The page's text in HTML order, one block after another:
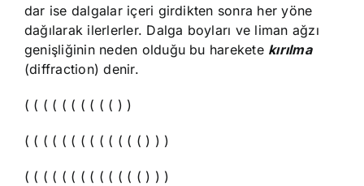
dar ise dalgalar içeri girdikten sonra her yöne
dağılarak ilerlerler. Dalga boyları ve liman ağzı
genişliğinin neden olduğu bu harekete kırılma
(diffraction) denir.
( ( ( ( ( ( ( ( ( ( ) )
( ( ( ( ( ( ( ( ( ( ( ( ( ) ) )
( ( ( ( ( ( ( ( ( ( ( ( ( ) ) )